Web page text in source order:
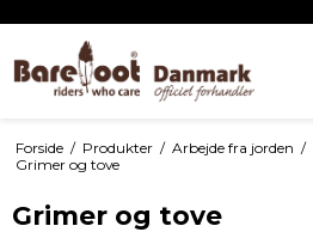
Forside / Produkter / Arbejde fra jorden /
Grimer og tove
Grimer og tove